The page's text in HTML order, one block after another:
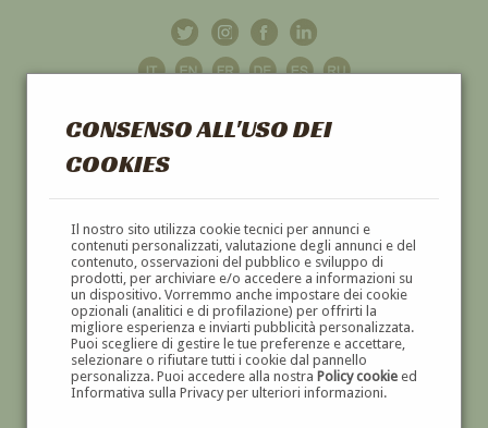
CONSENSO ALL'USO DEI
COOKIES
Il nostro sito utilizza cookie tecnici per annunci e
contenuti personalizzati, valutazione degli annunci e del
contenuto, osservazioni del pubblico e sviluppo di
prodotti, per archiviare e/o accedere a informazioni su
un dispositivo. Vorremmo anche impostare dei cookie
opzionali (analitici e di profilazione) per offrirti la
migliore esperienza e inviarti pubblicità personalizzata.
Puoi scegliere di gestire le tue preferenze e accettare,
selezionare o rifiutare tutti i cookie dal pannello
personalizza. Puoi accedere alla nostra Policy cookieed
Informativa sulla Privacy per ulteriori informazioni.
GALLERIAD'ARTE
DIPINTI E SCULTURE '800 E '900